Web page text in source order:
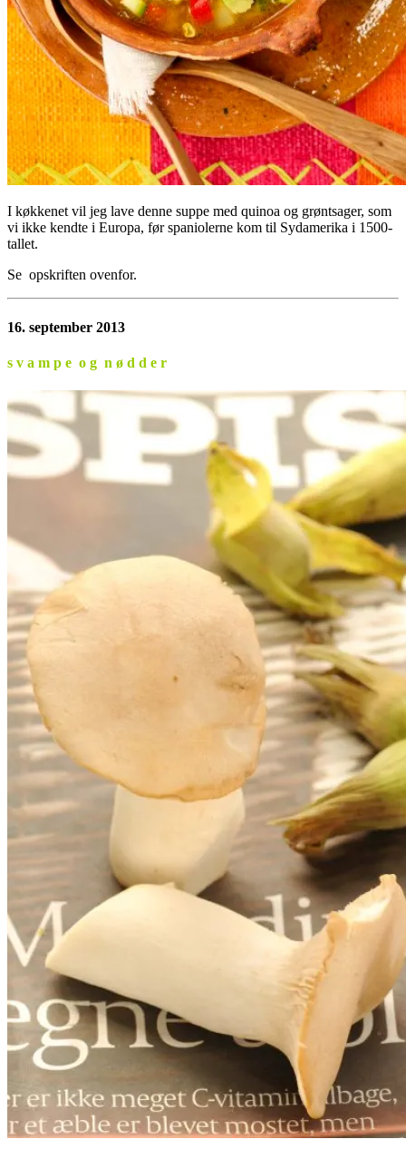
I køkkenet vil jeg lave denne suppe med quinoa og grøntsager, som
vi ikke kendte i Europa, før spaniolerne kom til Sydamerika i 1500-
tallet.
Se opskriften ovenfor.
16. september 2013
s v a m p e o g n ø d d e r